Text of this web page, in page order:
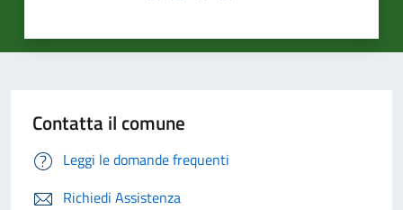
Contatta il comune
Leggi le domande frequenti
Richiedi Assistenza